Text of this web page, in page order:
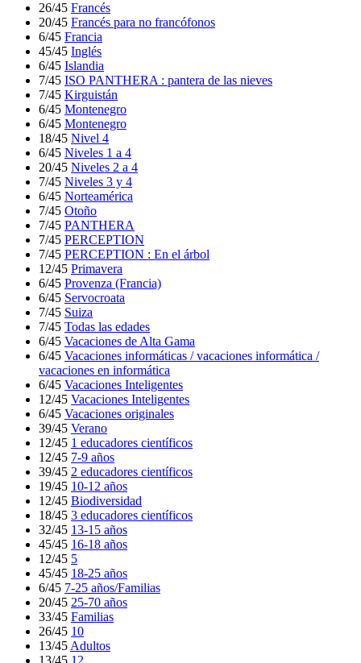
26/45 Francés
20/45 Francés para no francófonos
6/45 Francia
45/45 Inglés
6/45 Islandia
7/45 ISO PANTHERA : pantera de las nieves
7/45 Kirguistán
6/45 Montenegro
6/45 Montenegro
18/45 Nivel 4
6/45 Niveles 1 a 4
20/45 Niveles 2 a 4
7/45 Niveles 3 y 4
6/45 Norteamérica
7/45 Otoño
7/45 PANTHERA
7/45 PERCEPTION
7/45 PERCEPTION : En el árbol
12/45 Primavera
6/45 Provenza (Francia)
6/45 Servocroata
7/45 Suiza
7/45 Todas las edades
6/45 Vacaciones de Alta Gama
6/45 Vacaciones informáticas / vacaciones informática /
vacaciones en informática
6/45 Vacaciones Inteligentes
12/45 Vacaciones Inteligentes
6/45 Vacaciones originales
39/45 Verano
12/45 1 educadores científicos
12/45 7-9 años
39/45 2 educadores científicos
19/45 10-12 años
12/45 Biodiversidad
18/45 3 educadores científicos
32/45 13-15 años
45/45 16-18 años
12/45 5
45/45 18-25 años
6/45 7-25 años/Familias
20/45 25-70 años
33/45 Familias
26/45 10
13/45 Adultos
13/45 12